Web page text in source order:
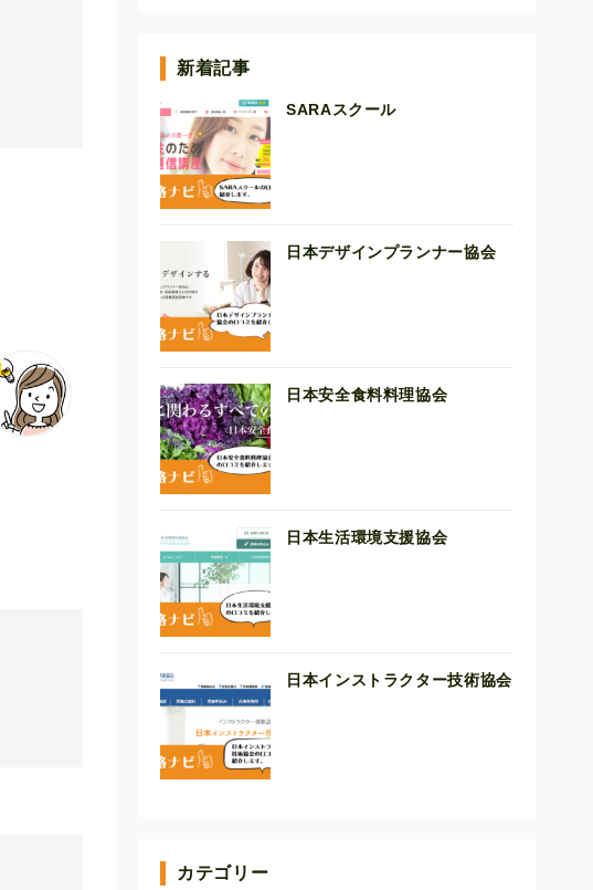
新着記事
SARAスクール
日本デザインプランナー協会
日本安全食料料理協会
日本生活環境支援協会
日本インストラクター技術協会
カテゴリー